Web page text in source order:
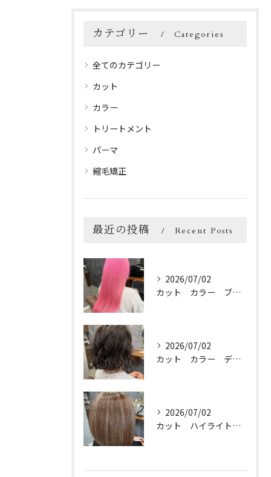
カテゴリー Categories
全てのカテゴリー
カット
カラー
トリートメント
パーマ
縮毛矯正
最近の投稿 Recent Posts
2026/07/02
カット カラー ブリーチ トリートメント
2026/07/02
カット カラー デジパ トリートメント
2026/07/02
カット ハイライトカラー トリートメント